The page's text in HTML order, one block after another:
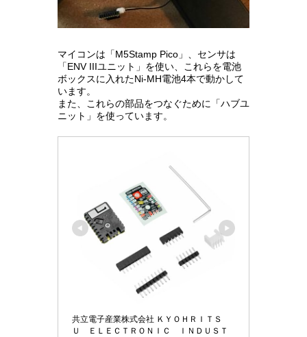
マイコンは「M5Stamp Pico」、センサは
「ENV IIIユニット」を使い、これらを電池
ボックスに入れたNi-MH電池4本で動かして
います。
また、これらの部品をつなぐために「ハブユ
ニット」を使っています。
共立電子産業株式会社 ＫＹＯＨＲＩＴＳ
Ｕ ＥＬＥＣＴＲＯＮＩＣ ＩＮＤＵＳＴ